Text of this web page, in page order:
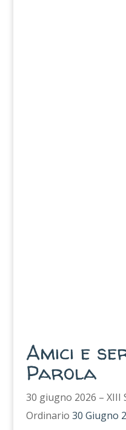
Amici e
Parola
30 giugno 2026 –
Ordinario 30 Giugno